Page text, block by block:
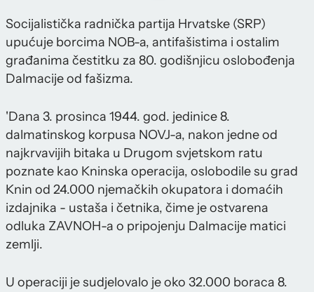
Socijalistička radnička partija Hrvatske (SRP)
upućuje borcima NOB-a, antifašistima i ostalim
građanima čestitku za 80. godišnjicu oslobođenja
Dalmacije od fašizma.
'Dana 3. prosinca 1944. god. jedinice 8.
dalmatinskog korpusa NOVJ-a, nakon jedne od
najkrvavijih bitaka u Drugom svjetskom ratu
poznate kao Kninska operacija, oslobodile su grad
Knin od 24.000 njemačkih okupatora i domaćih
izdajnika - ustaša i četnika, čime je ostvarena
odluka ZAVNOH-a o pripojenju Dalmacije matici
zemlji.
U operaciji je sudjelovalo je oko 32.000 boraca 8.